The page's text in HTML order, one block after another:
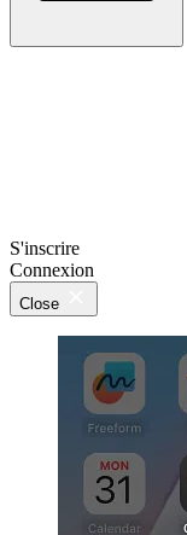
S'inscrire
Connexion
Close